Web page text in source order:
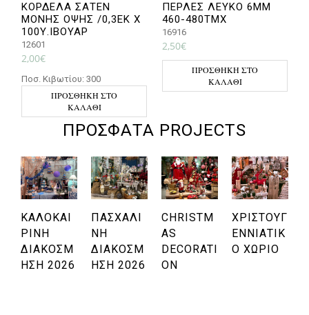
ΚΟΡΔΕΛΑ ΣΑΤΕΝ
ΜΟΝΗΣ ΟΨΗΣ /0,3ΕΚ Χ
100Υ.ΙΒΟΥΑΡ
12601
2,00€
Ποσ. Κιβωτίου: 300
ΠΡΟΣΘΉΚΗ ΣΤΟ
ΚΑΛΆΘΙ
ΠΕΡΛΕΣ ΛΕΥΚΟ 6ΜΜ
460-480ΤΜΧ
16916
2,50€
ΠΡΟΣΘΉΚΗ ΣΤΟ
ΚΑΛΆΘΙ
ΠΡΌΣΦΑΤΑ PROJECTS
ΚΑΛΟΚΑΙ
ΡΙΝΉ
ΔΙΑΚΌΣΜ
ΗΣΗ 2026
ΠΑΣΧΑΛΙ
ΝΉ
ΔΙΑΚΌΣΜ
ΗΣΗ 2026
CHRISTM
AS
DECORATI
ON
ΧΡΙΣΤΟΥΓ
ΕΝΝΙΆΤΙΚ
Ο ΧΩΡΙΌ